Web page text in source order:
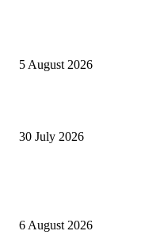
5 August 2026
30 July 2026
6 August 2026